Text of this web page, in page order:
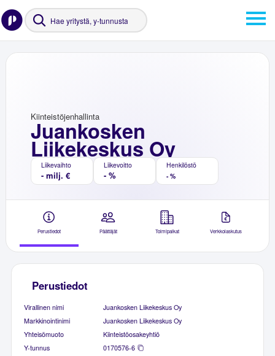
Juankosken
Liikekeskus Oy
Kiinteistöjenhallinta
Liikevaihto
- milj. €
Liikevoitto
- %
Henkilöstö
- %
Perustiedot Päättäjät Toimipaikat Verkkolaskutus
Perustiedot
Virallinen nimi
Juankosken Liikekeskus Oy
Markkinointinimi
Juankosken Liikekeskus Oy
Yhteisömuoto
Kiinteistöosakeyhtiö
Y-tunnus
0170576-6